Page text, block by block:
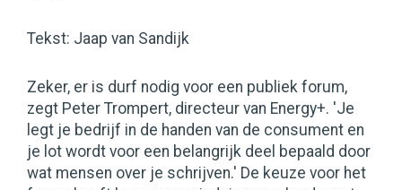
Tekst: Jaap van Sandijk
Zeker, er is durf nodig voor een publiek forum,
zegt Peter Trompert, directeur van Energy+. 'Je
legt je bedrijf in de handen van de consument en
je lot wordt voor een belangrijk deel bepaald door
wat mensen over je schrijven.' De keuze voor het